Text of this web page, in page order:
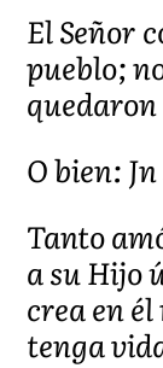
El Señor
pueblo;
O bien:
Tanto
a su Hijo
crea en
tenga